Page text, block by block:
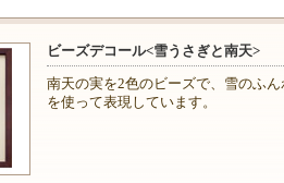
ビーズデコール<雪うさぎと南天>
南天の実を2色のビーズで、雪のふ
を使って表現しています。